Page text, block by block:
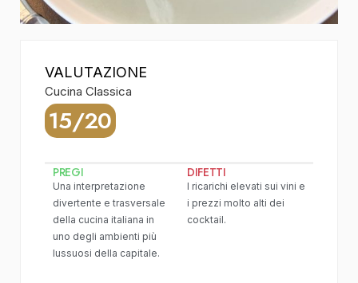
VALUTAZIONE
Cucina Classica
15/20
PREGI
Una interpretazione
divertente e trasversale
della cucina italiana in
uno degli ambienti più
lussuosi della capitale.
DIFETTI
I ricarichi elevati sui vini e
i prezzi molto alti dei
cocktail.